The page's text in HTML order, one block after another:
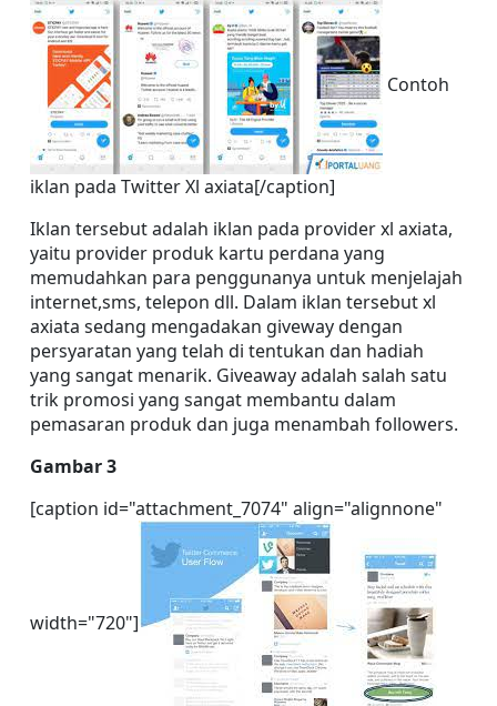
Contoh
iklan pada Twitter Xl axiata[/caption]
Iklan tersebut adalah iklan pada provider xl axiata,
yaitu provider produk kartu perdana yang
memudahkan para penggunanya untuk menjelajah
internet,sms, telepon dll. Dalam iklan tersebut xl
axiata sedang mengadakan giveway dengan
persyaratan yang telah di tentukan dan hadiah
yang sangat menarik. Giveaway adalah salah satu
trik promosi yang sangat membantu dalam
pemasaran produk dan juga menambah followers.
Gambar 3
[caption id="attachment_7074" align="alignnone"
width="720"]